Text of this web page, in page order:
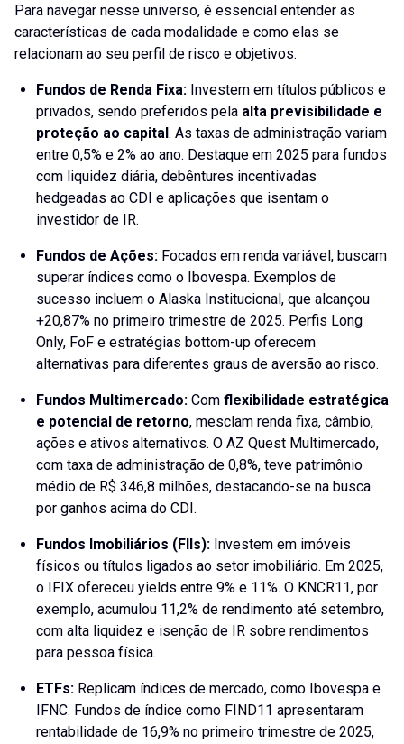
Para navegar nesse universo, é essencial entender as
características de cada modalidade e como elas se
relacionam ao seu perfil de risco e objetivos.
Fundos de Renda Fixa: Investem em títulos públicos e
privados, sendo preferidos pela alta previsibilidade e
proteção ao capital. As taxas de administração variam
entre 0,5% e 2% ao ano. Destaque em 2025 para fundos
com liquidez diária, debêntures incentivadas
hedgeadas ao CDI e aplicações que isentam o
investidor de IR.
Fundos de Ações: Focados em renda variável, buscam
superar índices como o Ibovespa. Exemplos de
sucesso incluem o Alaska Institucional, que alcançou
+20,87% no primeiro trimestre de 2025. Perfis Long
Only, FoF e estratégias bottom-up oferecem
alternativas para diferentes graus de aversão ao risco.
Fundos Multimercado: Com flexibilidade estratégica
e potencial de retorno, mesclam renda fixa, câmbio,
ações e ativos alternativos. O AZ Quest Multimercado,
com taxa de administração de 0,8%, teve patrimônio
médio de R$ 346,8 milhões, destacando-se na busca
por ganhos acima do CDI.
Fundos Imobiliários (FIIs): Investem em imóveis
físicos ou títulos ligados ao setor imobiliário. Em 2025,
o IFIX ofereceu yields entre 9% e 11%. O KNCR11, por
exemplo, acumulou 11,2% de rendimento até setembro,
com alta liquidez e isenção de IR sobre rendimentos
para pessoa física.
ETFs: Replicam índices de mercado, como Ibovespa e
IFNC. Fundos de índice como FIND11 apresentaram
rentabilidade de 16,9% no primeiro trimestre de 2025,